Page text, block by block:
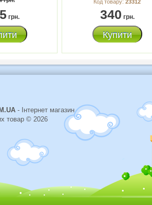
грн.
Код товару: 23312
340 грн.
Купити
- Інтернет магазин
товар © 2026